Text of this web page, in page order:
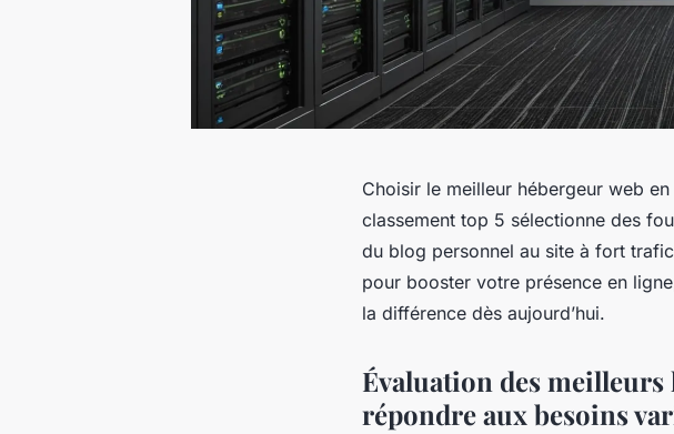
Choisir le meilleur hébergeur web
classement top 5 sélectionne des
du blog personnel au site à fort
pour booster votre présence en
la différence dès aujourd’hui.
Évaluation des meilleurs
répondre aux besoins